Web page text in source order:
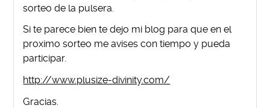
sorteo de la pulsera.
Si te parece bien te dejo mi blog para que en el
proximo sorteo me avises con tiempo y pueda
participar.
http://www.plusize-divinity.com/
Gracias.